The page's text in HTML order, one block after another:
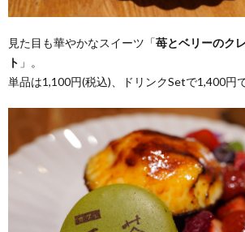
見た目も華やかなスイーツ「苺とベリーのク
ト 」。
単品は1,100円(税込)、ドリンクSetで1,400円で